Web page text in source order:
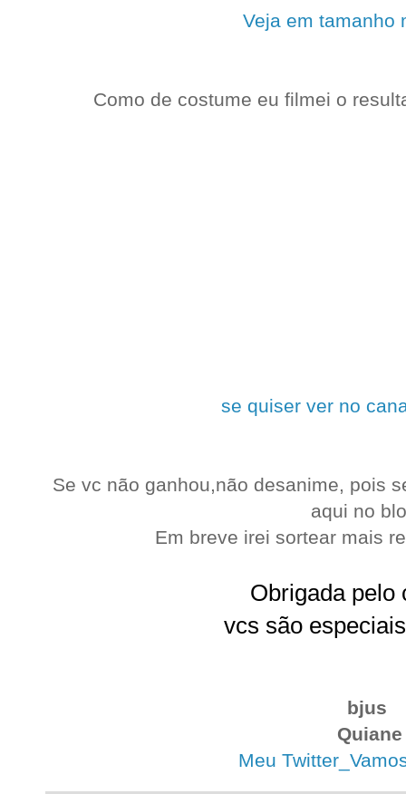
Veja em tamanho
Como de costume eu filmei o
se quiser ver no
Se vc não ganhou,não desanime, pois
aqui no
Em breve irei sortear mais
Obrigada pelo
vcs são
bjus
Quiane
Meu